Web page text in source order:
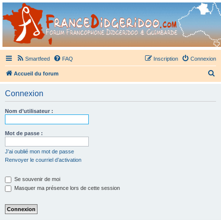
France Didgeridoo
Didgeridoo et Guimbarde sur France Didgeridoo - retrouvez la communauté.
Smartfeed FAQ Connexion
Inscription
Accueil du forum
Connexion
Nom d’utilisateur :
Mot de passe :
J’ai oublié mon mot de passe
Renvoyer le courriel d’activation
Se souvenir de moi
Masquer ma présence lors de cette session